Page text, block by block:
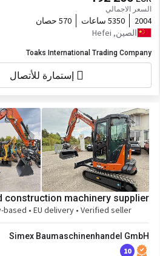
السعر الاجمالي
2004 5350 ساعات
570 حصان
الصين, Hefei
Toaks International Trading Company
إستمارة للأتصال
construction machinery supplier
based • EU delivery • Verified seller
Simex Baumaschinenhandel GmbH
10